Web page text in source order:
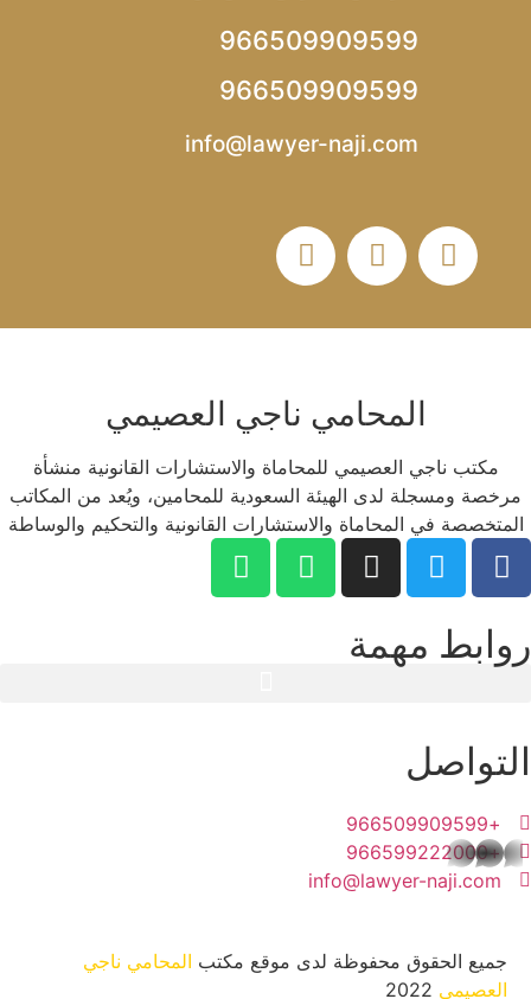
966509909599
966509909599
info@lawyer-naji.com
المحامي ناجي العصيمي
مكتب ناجي العصيمي للمحاماة والاستشارات القانونية منشأة
مرخصة ومسجلة لدى الهيئة السعودية للمحامين، ويُعد من المكاتب
المتخصصة في المحاماة والاستشارات القانونية والتحكيم والوساطة
روابط مهمة
التواصل
+966509909599
+966599222000
info@lawyer-naji.com
جميع الحقوق محفوظة لدى موقع مكتب المحامي ناجي
العصيمي
whatsapp